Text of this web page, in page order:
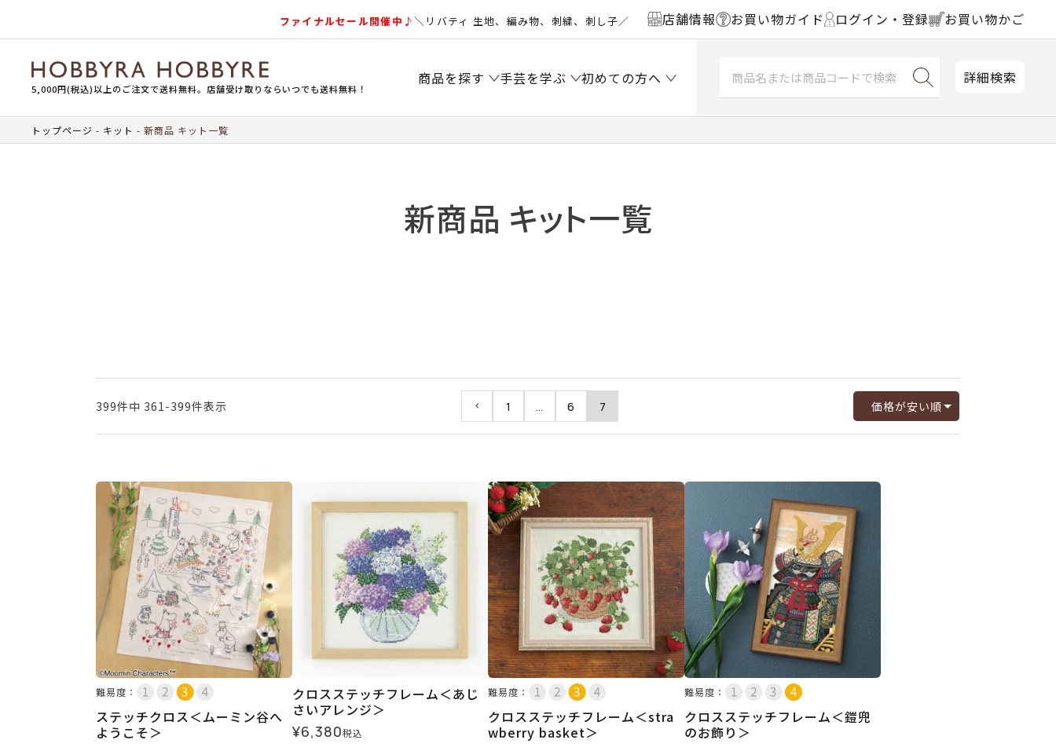
ファイナルセール開催中♪＼リバティ 生地、編み物、刺繍、刺し子／ 店舗情報 お買い物ガイド ログイン・登録 お買い物かご
5,000円(税込)以上のご注文で送料無料。店舗受け取りならいつでも送料無料！
商品を探す 手芸を学ぶ 初めての方へ 詳細検索
トップページ キット 新商品 キット一覧
新商品 キット一覧
価格が安い順
399件中 361 -399件表示 1 … 6 7
難易度：
ステッチクロス＜ムーミン谷へ
ようこそ＞
クロスステッチフレーム＜あじ
さいアレンジ＞
¥6,380税込
難易度：
クロスステッチフレーム＜stra
wberry basket＞
難易度：
クロスステッチフレーム＜鎧兜
のお飾り＞